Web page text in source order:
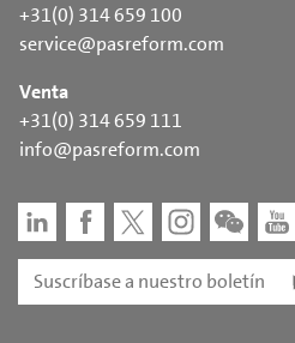
+31(0) 314 659 100
service@pasreform.com
Venta
+31(0) 314 659 111
info@pasreform.com
Suscríbase a nuestro boletín